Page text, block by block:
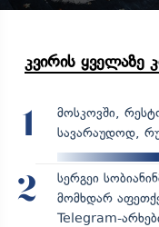
კვირის ყველაზე
1
მოსკოვში,
სავარაუდოდ,
2
სერგეი
მომხდარ
Telegram-